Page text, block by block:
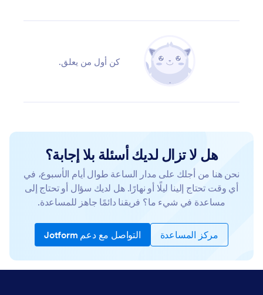
كن أول من يعلق.
هل لا تزال لديك أسئلة بلا إجابة؟
نحن هنا من أجلك على مدار الساعة طوال أيام الأسبوع، في
أي وقت تحتاج إلينا ليلًا أو نهارًا. هل لديك سؤال أو تحتاج إلى
مساعدة في شيء ما؟ فريقنا دائمًا جاهز للمساعدة.
مركز المساعدة التواصل مع دعم Jotform